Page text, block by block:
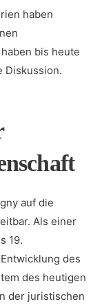
haben
​bis heute
Diskussion.
auf die
⁣Als einer
19.
des
des heutigen
der⁢ juristischen